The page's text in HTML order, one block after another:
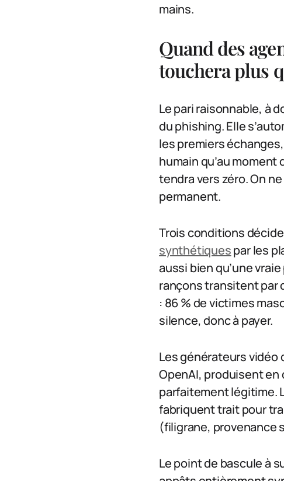
mains.
Quand des
touchera plus
Le pari raisonnable, à
du phishing. Elle
les premiers
humain qu’au moment
tendra vers zéro. On
permanent.
Trois conditions
synthétiquespar les
aussi bien qu’une
rançons transitent par
: 86 % de victimes
silence, donc à payer.
Les générateurs
OpenAI, produisent
parfaitement légitime.
fabriquent trait pour
(filigrane, provenance
Le point de bascule à